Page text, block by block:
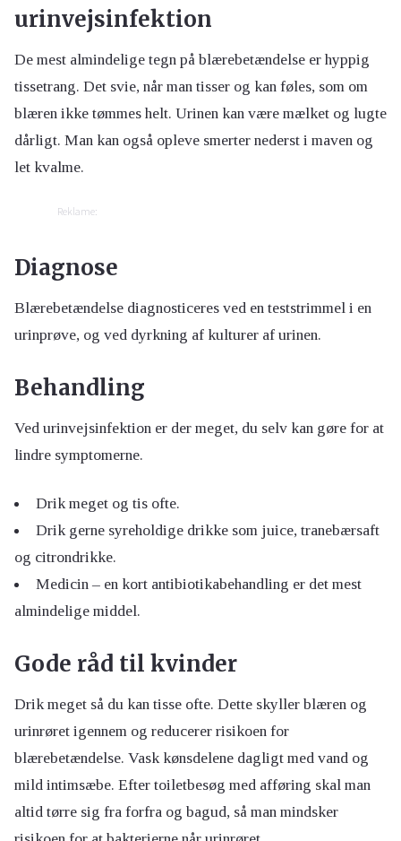
urinvejsinfektion
De mest almindelige tegn på blærebetændelse er hyppig
tissetrang. Det svie, når man tisser og kan føles, som om
blæren ikke tømmes helt. Urinen kan være mælket og lugte
dårligt. Man kan også opleve smerter nederst i maven og
let kvalme.
Reklame:
Diagnose
Blærebetændelse diagnosticeres ved en teststrimmel i en
urinprøve, og ved dyrkning af kulturer af urinen.
Behandling
Ved urinvejsinfektion er der meget, du selv kan gøre for at
lindre symptomerne.
Drik meget og tis ofte.
Drik gerne syreholdige drikke som juice, tranebærsaft
og citrondrikke.
Medicin – en kort antibiotikabehandling er det mest
almindelige middel.
Gode råd til kvinder
Drik meget så du kan tisse ofte. Dette skyller blæren og
urinrøret igennem og reducerer risikoen for
blærebetændelse. Vask kønsdelene dagligt med vand og
mild intimsæbe. Efter toiletbesøg med afføring skal man
altid tørre sig fra forfra og bagud, så man mindsker